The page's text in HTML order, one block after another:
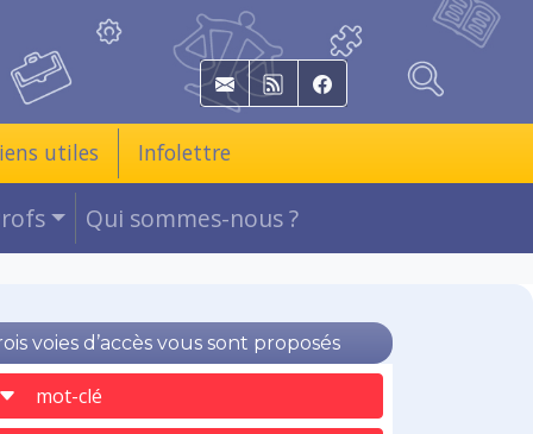
E-mail RSS Facebook
utiles Infolettre
Qui sommes-nous ?
voies d’accès vous sont proposés
mot-clé